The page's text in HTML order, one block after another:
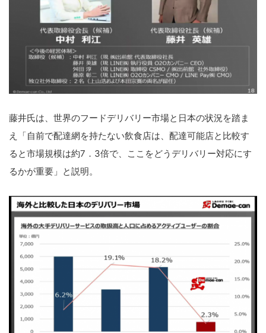
藤井氏は、世界のフードデリバリー市場と日本の状況を踏ま
え「自前で配達網を持たない飲食店は、配達可能店と比較す
ると市場規模は約7．3倍で、ここをどうデリバリー対応にす
るかが重要」と説明。
こ